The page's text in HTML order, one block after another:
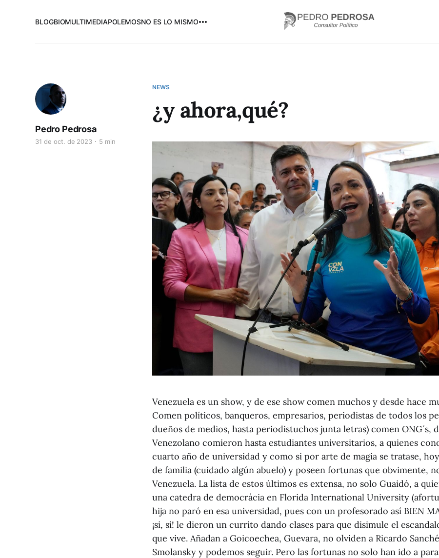
BLOGBIOMULTIMEDIAPOLEMOSNO ES LO MISMO
NEWS
¿y ahora,qué?
Pedro Pedrosa
31 de oct. de 2023 5 min
Venezuela es un show, y de ese show comen muchos y desde hace
Comen políticos, banqueros, empresarios, periodistas de todos los
dueños de medios, hasta periodistuchos junta letras) comen ONG´s,
Venezolano comieron hasta estudiantes universitarios, a quienes
cuarto año de universidad y como si por arte de magia se tratase,
de familia (cuidado algún abuelo) y poseen fortunas que obvimente,
Venezuela. La lista de estos últimos es extensa, no solo Guaidó, a
una catedra de democrácia en Florida International University
hija no paró en esa universidad, pues con un profesorado así BIEN
¡si, si! le dieron un currito dando clases para que disimule el
que vive. Añadan a Goicoechea, Guevara, no olviden a Ricardo
Smolansky y podemos seguir. Pero las fortunas no solo han ido a